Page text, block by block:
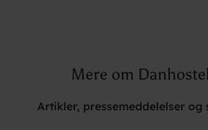
Mere om
Artikler, pressemeddelelser